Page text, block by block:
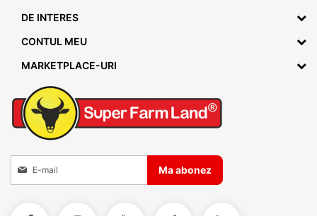
DE INTERES
CONTUL MEU
MARKETPLACE-URI
Inscrieti-va la Buletinele noastre informative
Ma abonez